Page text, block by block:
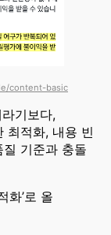
content-basic
기보다,
최적화, 내용 빈
기준과 충돌
화’로 올